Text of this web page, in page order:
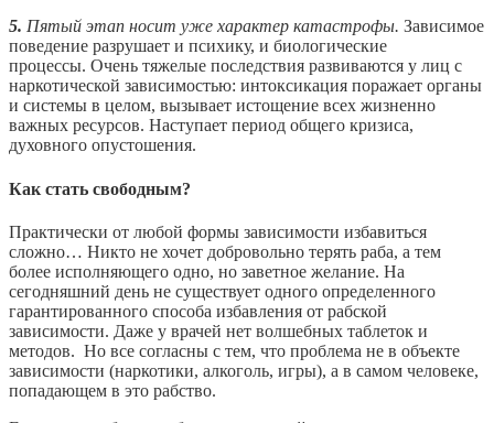
5. Пятый этап носит уже характер катастрофы. Зависимое
поведение разрушает и психику, и биологические
процессы. Очень тяжелые последствия развиваются у лиц с
наркотической зависимостью: интоксикация поражает органы
и системы в целом, вызывает истощение всех жизненно
важных ресурсов. Наступает период общего кризиса,
духовного опустошения.
Как стать свободным?
Практически от любой формы зависимости избавиться
сложно… Никто не хочет добровольно терять раба, а тем
более исполняющего одно, но заветное желание. На
сегодняшний день не существует одного определенного
гарантированного способа избавления от рабской
зависимости. Даже у врачей нет волшебных таблеток и
методов. Но все согласны с тем, что проблема не в объекте
зависимости (наркотики, алкоголь, игры), а в самом человеке,
попадающем в это рабство.